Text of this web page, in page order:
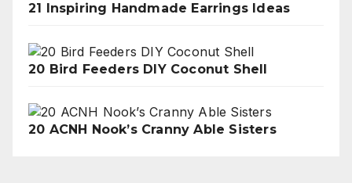
21 Inspiring Handmade Earrings Ideas
20 Bird Feeders DIY Coconut Shell
20 ACNH Nook’s Cranny Able Sisters